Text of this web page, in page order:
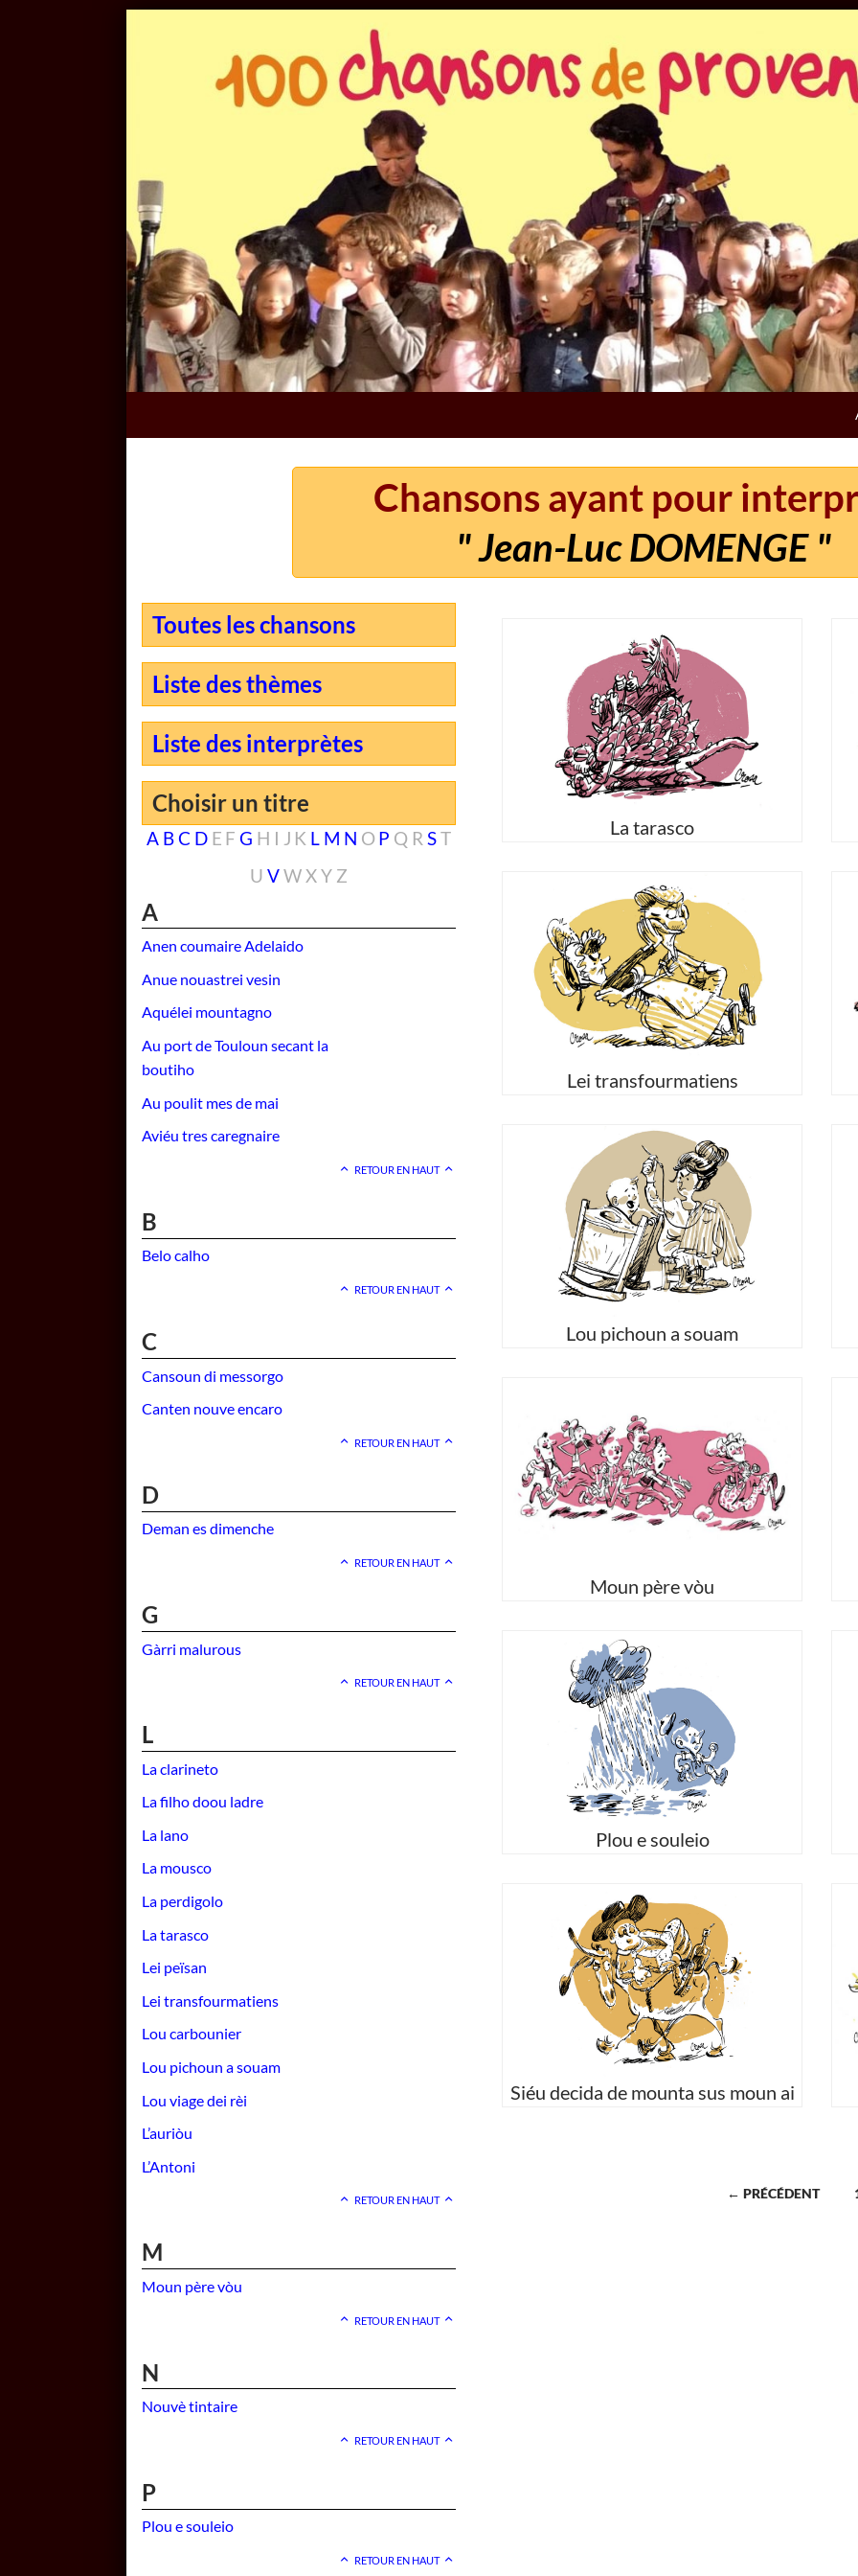
Chansons ayant pour
" Jean-Luc DOMENGE "
Toutes les chansons
Liste des thèmes
Liste des interprètes
Choisir un titre
A BC D E F G H I J K L M N O P Q R ST
U VWXY Z
A
Anen coumaire Adelaido
Anue nouastrei vesin
Aquélei mountagno
Au port de Touloun secant la
boutiho
Au poulit mes de mai
Aviéu tres caregnaire
RETOUR EN HAUT
B
Belo calho
RETOUR EN HAUT
C
Cansoun di messorgo
Canten nouve encaro
RETOUR EN HAUT
D
Deman es dimenche
RETOUR EN HAUT
G
Gàrri malurous
RETOUR EN HAUT
L
La clarineto
La filho doou ladre
La lano
La mousco
La perdigolo
La tarasco
Lei peïsan
Lei transfourmatiens
Lou carbounier
Lou pichoun a souam
Lou viage dei rèi
L’auriòu
L’Antoni
RETOUR EN HAUT
M
Moun père vòu
RETOUR EN HAUT
N
Nouvè tintaire
RETOUR EN HAUT
P
Plou e souleio
RETOUR EN HAUT
La tarasco
Lei transfourmatiens
Lou pichoun a souam
Moun père vòu
Plou e souleio
Siéu decida de mounta sus moun ai
← PRÉCÉDENT
Panneau de gestion des cookies